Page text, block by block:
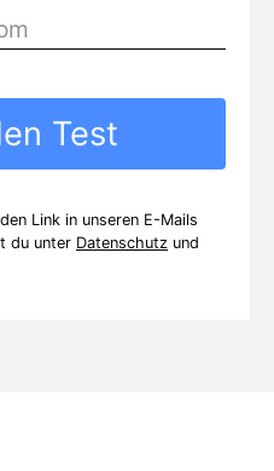
Link in unseren E-Mails
du unter Datenschutz und